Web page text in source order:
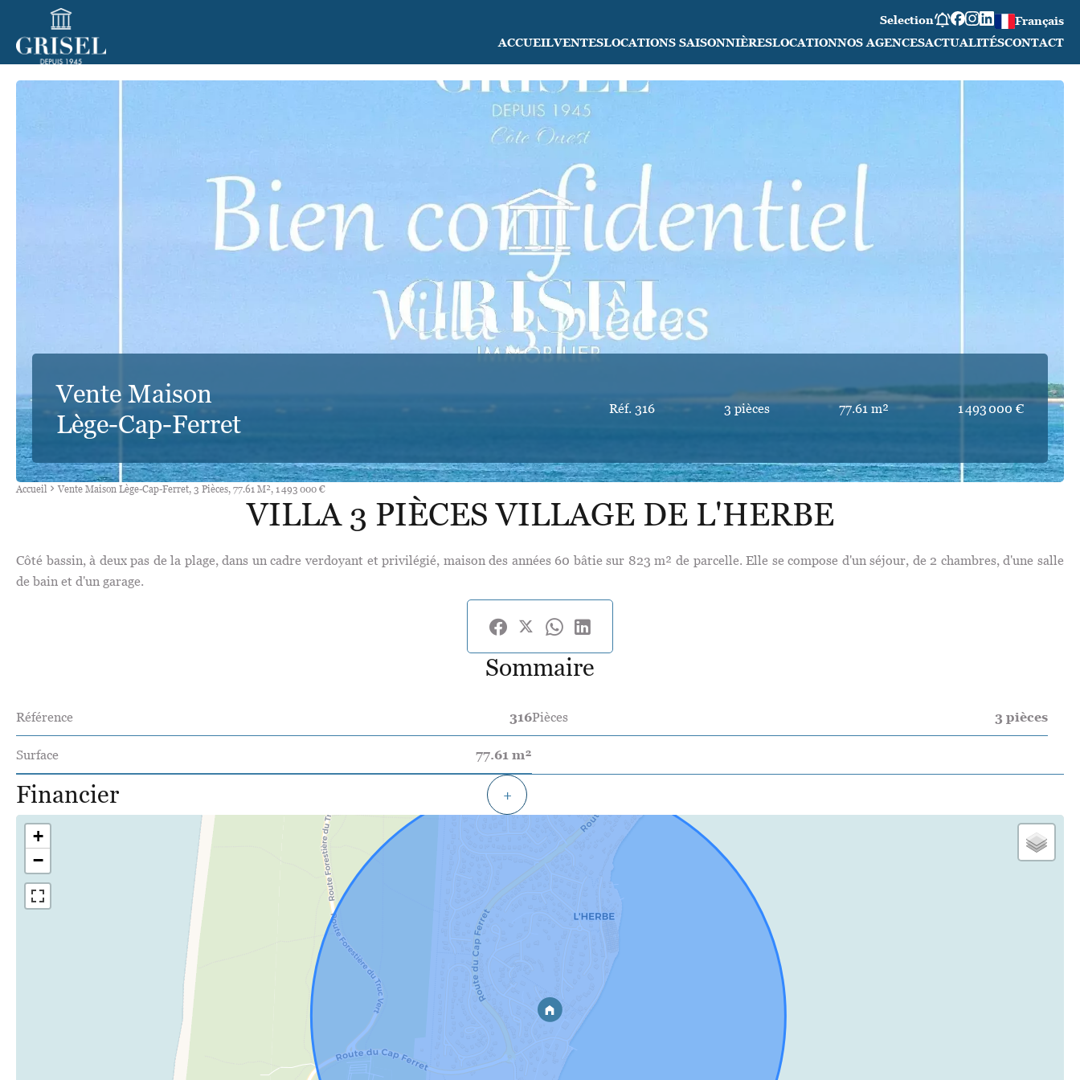
Selection
Français
ACCUEILVENTESLOCATIONS SAISONNIÈRESLOCATIONNOS AGENCESACTUALITÉSCONTACT
Vente Maison
Lège-Cap-Ferret
Réf. 316 3 pièces 77.61 m² 1 493 000 €
Accueil Vente Maison Lège-Cap-Ferret, 3 Pièces, 77.61 M², 1 493 000 €
VILLA 3 PIÈCES VILLAGE DE L'HERBE
Côté bassin, à deux pas de la plage, dans un cadre verdoyant et privilégié, maison des années 60 bâtie sur 823 m² de parcelle. Elle se compose d'un séjour, de 2 chambres, d'une salle
de bain et d'un garage.
Sommaire
Référence 316Pièces 3 pièces
Surface 77.61 m²
Financier +
+
−